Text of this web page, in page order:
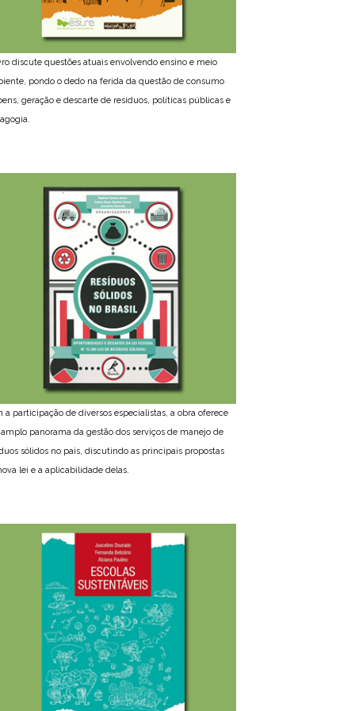
discute questões atuais envolvendo ensino e meio
pondo o dedo na ferida da questão de consumo
geração e descarte de resíduos, políticas públicas e
a participação de diversos especialistas, a obra oferece
panorama da gestão dos serviços de manejo de
sólidos no país, discutindo as principais propostas
lei e a aplicabilidade delas.